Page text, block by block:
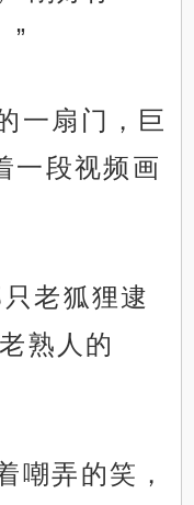
”
一扇门，巨
一段视频画
老狐狸逮
熟人的
嘲弄的笑，